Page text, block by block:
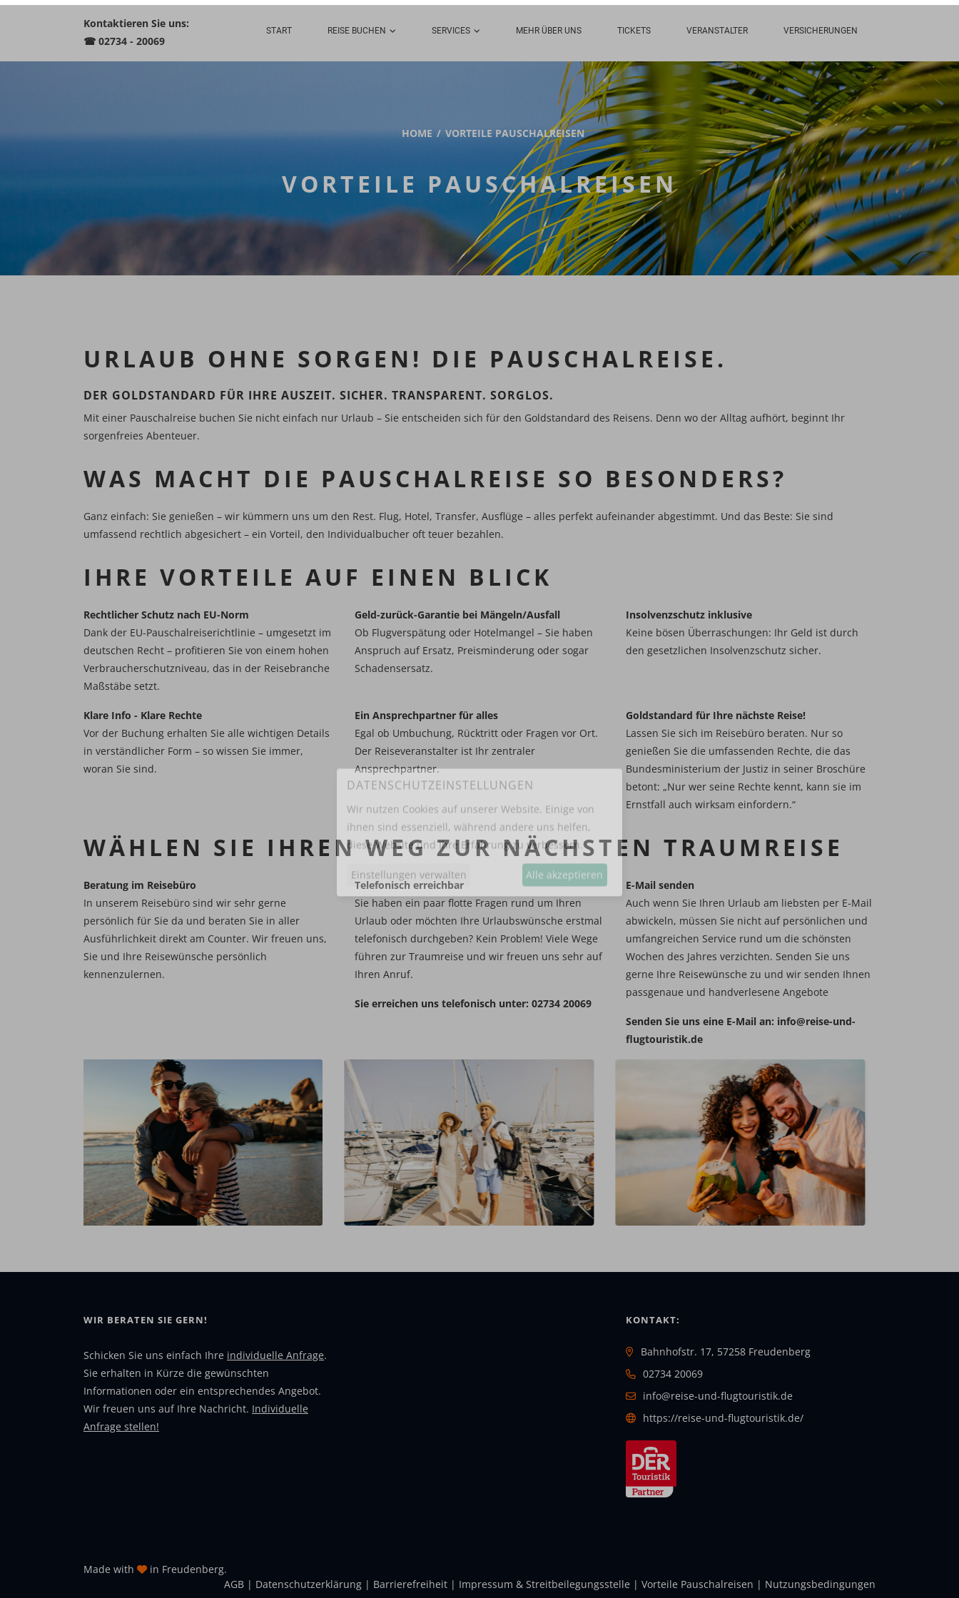
Kontaktieren Sie uns:
☎ 02734 - 20069
START REISE BUCHEN SERVICES MEHR ÜBER UNS TICKETS VERANSTALTER VERSICHERUNGEN
HOME VORTEILE PAUSCHALREISEN
VORTEILE PAUSCHALREISEN
URLAUB OHNE SORGEN! DIE PAUSCHALREISE.
DER GOLDSTANDARD FÜR IHRE AUSZEIT. SICHER. TRANSPARENT. SORGLOS.
Mit einer Pauschalreise buchen Sie nicht einfach nur Urlaub – Sie entscheiden sich für den Goldstandard des Reisens. Denn wo der Alltag aufhört, beginnt Ihr
sorgenfreies Abenteuer.
WAS MACHT DIE PAUSCHALREISE SO BESONDERS?
Ganz einfach: Sie genießen – wir kümmern uns um den Rest. Flug, Hotel, Transfer, Ausflüge – alles perfekt aufeinander abgestimmt. Und das Beste: Sie sind
umfassend rechtlich abgesichert – ein Vorteil, den Individualbucher oft teuer bezahlen.
IHRE VORTEILE AUF EINEN BLICK
Rechtlicher Schutz nach EU-Norm
Dank der EU-Pauschalreiserichtlinie – umgesetzt im
deutschen Recht – profitieren Sie von einem hohen
Verbraucherschutzniveau, das in der Reisebranche
Maßstäbe setzt.
Geld-zurück-Garantie bei Mängeln/Ausfall
​​​​​​​Ob Flugverspätung oder Hotelmangel – Sie haben
Anspruch auf Ersatz, Preisminderung oder sogar
Schadensersatz.
Insolvenzschutz inklusive
Keine bösen Überraschungen: Ihr Geld ist durch
den gesetzlichen Insolvenzschutz sicher.
Klare Info - Klare Rechte
​​​​​​​Vor der Buchung erhalten Sie alle wichtigen Details
in verständlicher Form – so wissen Sie immer,
woran Sie sind.
Ein Ansprechpartner für alles
​​​​​​​Egal ob Umbuchung, Rücktritt oder Fragen vor Ort.
Der Reiseveranstalter ist Ihr zentraler
Ansprechpartner.
Goldstandard für Ihre nächste Reise!
​​​​​​​Lassen Sie sich im Reisebüro beraten. Nur so
genießen Sie die umfassenden Rechte, die das
Bundesministerium der Justiz in seiner Broschüre
betont: „Nur wer seine Rechte kennt, kann sie im
Ernstfall auch wirksam einfordern.“
WÄHLEN SIE IHREN WEG ZUR NÄCHSTEN TRAUMREISE
Beratung im Reisebüro​​​​​​​
In unserem Reisebüro sind wir sehr gerne
persönlich für Sie da und beraten Sie in aller
Ausführlichkeit direkt am Counter. Wir freuen uns,
Sie und Ihre Reisewünsche persönlich
kennenzulernen.
Telefonisch erreichbar​​​​​​​
​​​​​​​Sie haben ein paar flotte Fragen rund um Ihren
Urlaub oder möchten Ihre Urlaubswünsche erstmal
telefonisch durchgeben? Kein Problem! Viele Wege
führen zur Traumreise und wir freuen uns sehr auf
Ihren Anruf.
Sie erreichen uns telefonisch unter: 02734 20069
E-Mail senden
Auch wenn Sie Ihren Urlaub am liebsten per E-Mail
abwickeln, müssen Sie nicht auf persönlichen und
umfangreichen Service rund um die schönsten
Wochen des Jahres verzichten. Senden Sie uns
gerne Ihre Reisewünsche zu und wir senden Ihnen
passgenaue und handverlesene Angebote
Senden Sie uns eine E-Mail an: info@reise-und-
flugtouristik.de
WIR BERATEN SIE GERN!
Schicken Sie uns einfach Ihre individuelle Anfrage.
Sie erhalten in Kürze die gewünschten
Informationen oder ein entsprechendes Angebot.
Wir freuen uns auf Ihre Nachricht. Individuelle
Anfrage stellen!
KONTAKT:
Bahnhofstr. 17, 57258 Freudenberg
02734 20069
info@reise-und-flugtouristik.de
https://reise-und-flugtouristik.de/
Made with
in Freudenberg.
AGB | Daten­schutz­erklärung | Barrierefreiheit | Impressum & Streitbeilegungsstelle | Vorteile Pauschalreisen | Nutzungsbedingungen
DATENSCHUTZEINSTELLUNGEN
Wir nutzen Cookies auf unserer Website. Einige von
ihnen sind essenziell, während andere uns helfen,
diese Website und Ihre Erfahrung zu verbessern.
Einstellungen verwalten Alle akzeptieren